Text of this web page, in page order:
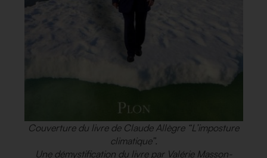
Couverture du livre de Claude Allègre “L’imposture
climatique”.
Une démystification du livre par Valérie Masson-